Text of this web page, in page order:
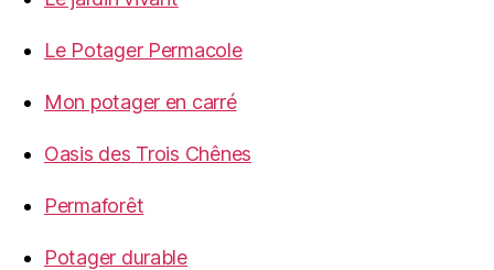
Le Potager Permacole
Mon potager en carré
Oasis des Trois Chênes
Permaforêt
Potager durable